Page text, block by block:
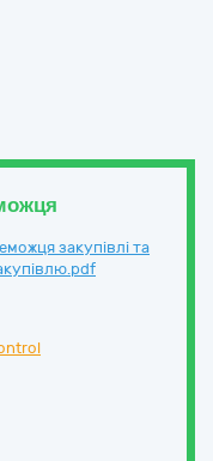
закупівлі та